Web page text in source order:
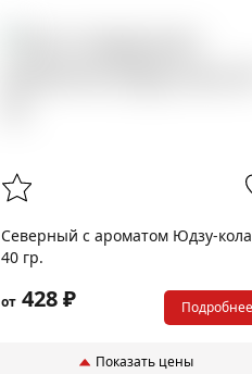
Северный с ароматом Юдзу-
40 гр.
от428 ₽ Подробнее
Показать цены